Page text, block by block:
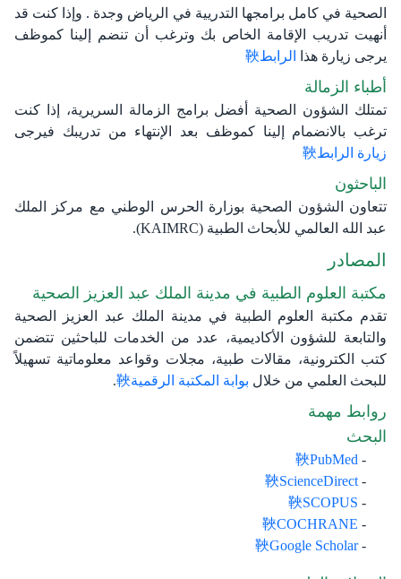
الصحية في كامل برامجها التدريية في الرياض وجدة . وإذا كنت قد
أنهيت تدريب الإقامة الخاص بك وترغب أن تنضم إلينا كموظف
يرجى زيارة هذا
الرابط
أطباء الزمالة
تمتلك الشؤون الصحية أفضل برامج الزمالة السريرية، إذا كنت
ترغب بالانضمام إلينا كموظف بعد الإنتهاء من تدريبك فيرجى
زيارة الرابط
الباحثون
تتعاون الشؤون الصحية بوزارة الحرس الوطني مع مركز الملك
عبد الله العالمي للأبحاث الطبية (KAIMRC).​​​​​
المصادر
​مكتبة العلوم الطبية في مدينة الملك عبد العزيز الصحية​
تقدم مكتبة العلوم الطبية في مدينة الملك عبد العزيز الصحية
والتابعة للشؤون الأكاديمية، عدد من الخدمات للباحثين تتضمن
كتب الكترونية، مقالات طبية، مجلات وقواعد معلوماتية تسهيلاً
للبحث العلمي من خلال بوابة المكتبة الرقمية .
روابط مهمة​
البحث​
PubMed
ScienceDirect
SCOPUS
COCHRANE
Google Scholar